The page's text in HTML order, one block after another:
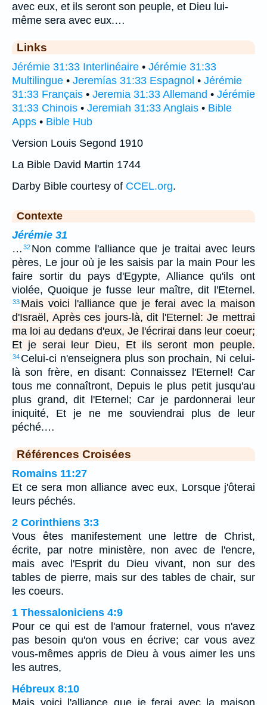
avec eux, et ils seront son peuple, et Dieu lui-
même sera avec eux.…
Links
Jérémie 31:33 Interlinéaire • Jérémie 31:33
Multilingue • Jeremías 31:33 Espagnol • Jérémie
31:33 Français • Jeremia 31:33 Allemand • Jérémie
31:33 Chinois • Jeremiah 31:33 Anglais • Bible
Apps • Bible Hub
Version Louis Segond 1910
La Bible David Martin 1744
Darby Bible courtesy of CCEL.org.
Contexte
Jérémie 31
… 32 Non comme l'alliance que je traitai avec leurs
pères, Le jour où je les saisis par la main Pour les
faire sortir du pays d'Egypte, Alliance qu'ils ont
violée, Quoique je fusse leur maître, dit l'Eternel.
33 Mais voici l'alliance que je ferai avec la maison
d'Israël, Après ces jours-là, dit l'Eternel: Je mettrai
ma loi au dedans d'eux, Je l'écrirai dans leur coeur;
Et je serai leur Dieu, Et ils seront mon peuple.
34 Celui-ci n'enseignera plus son prochain, Ni celui-
là son frère, en disant: Connaissez l'Eternel! Car
tous me connaîtront, Depuis le plus petit jusqu'au
plus grand, dit l'Eternel; Car je pardonnerai leur
iniquité, Et je ne me souviendrai plus de leur
péché.…
Références Croisées
Romains 11:27
Et ce sera mon alliance avec eux, Lorsque j'ôterai
leurs péchés.
2 Corinthiens 3:3
Vous êtes manifestement une lettre de Christ,
écrite, par notre ministère, non avec de l'encre,
mais avec l'Esprit du Dieu vivant, non sur des
tables de pierre, mais sur des tables de chair, sur
les coeurs.
1 Thessaloniciens 4:9
Pour ce qui est de l'amour fraternel, vous n'avez
pas besoin qu'on vous en écrive; car vous avez
vous-mêmes appris de Dieu à vous aimer les uns
les autres,
Hébreux 8:10